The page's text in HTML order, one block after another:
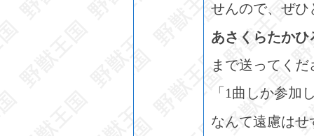
せんので、ぜひ
あさくらたか
まで送ってくだ
「1曲しか参加
なんて遠慮は